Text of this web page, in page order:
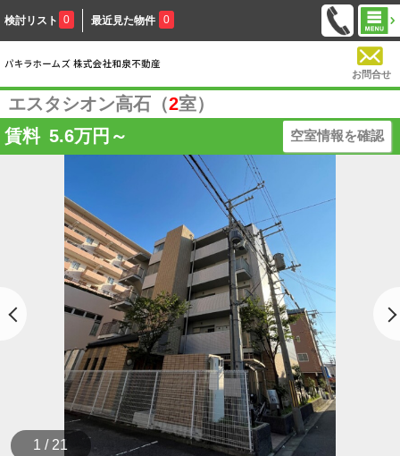
検討リスト 0 最近見た物件 0
お問合せ
エスタシオン高石（2室）
賃料 5.6万円～ 空室情報を確認
1 / 21